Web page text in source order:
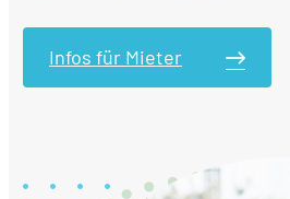
Infos für Mieter